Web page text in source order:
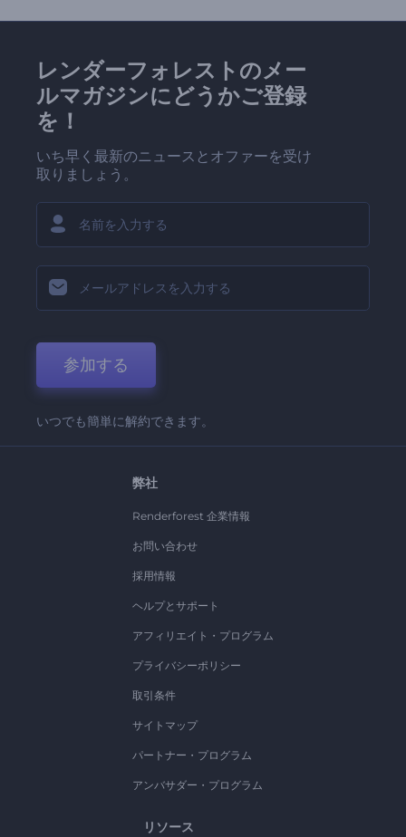
レンダーフォレストのメー
ルマガジンにどうかご登録
を！
いち早く最新のニュースとオファーを受け
取りましょう。
参加する
いつでも簡単に解約できます。
弊社
Renderforest 企業情報
お問い合わせ
採用情報
ヘルプとサポート
アフィリエイト・プログラム
プライバシーポリシー
取引条件
サイトマップ
パートナー・プログラム
アンバサダー・プログラム
リソース